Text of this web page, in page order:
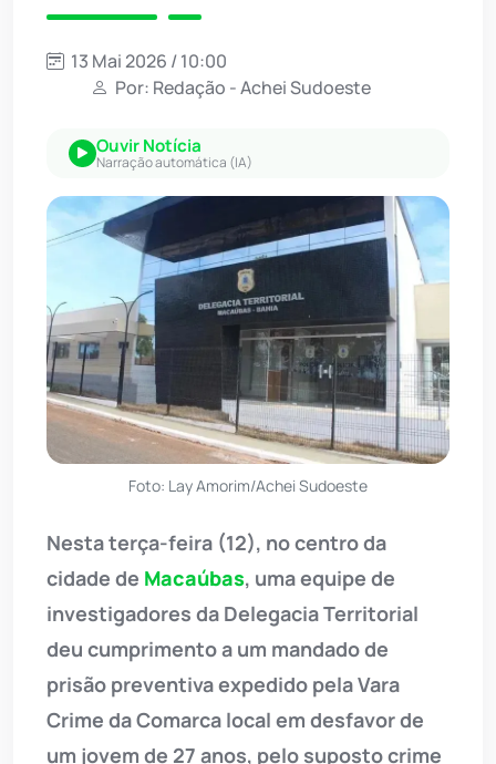
13 Mai 2026 / 10:00
Por: Redação - Achei Sudoeste
Ouvir Notícia
Narração automática (IA)
Foto: Lay Amorim/Achei Sudoeste
Nesta terça-feira (12), no centro da
cidade de Macaúbas, uma equipe de
investigadores da Delegacia Territorial
deu cumprimento a um mandado de
prisão preventiva expedido pela Vara
Crime da Comarca local em desfavor de
um jovem de 27 anos, pelo suposto crime